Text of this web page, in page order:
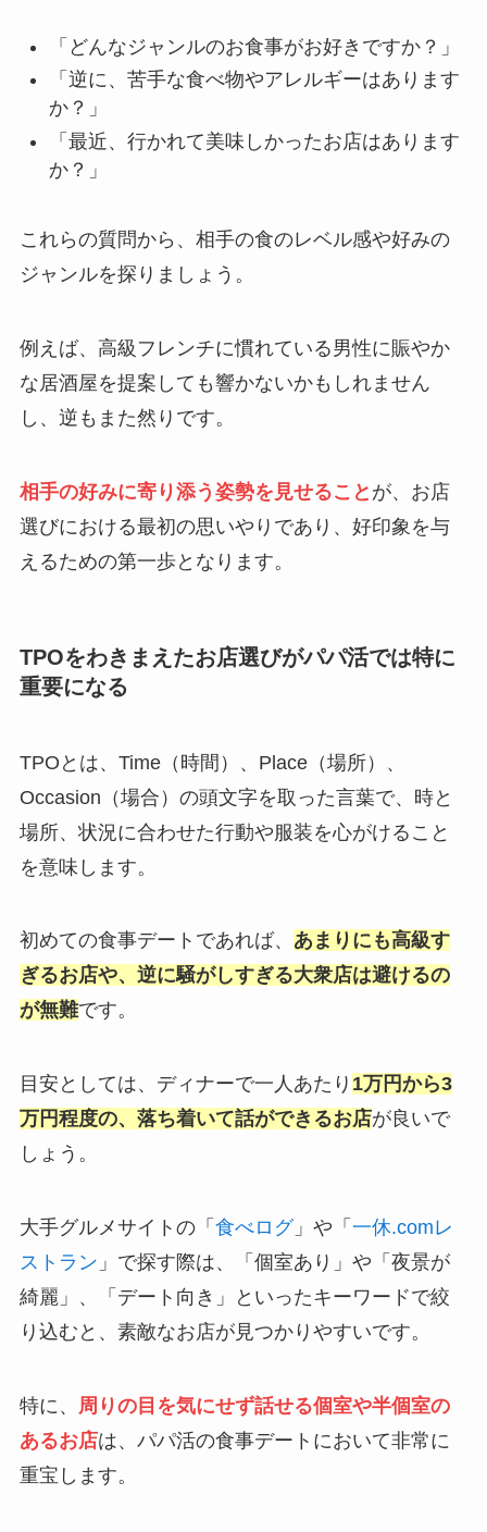
「どんなジャンルのお食事がお好きですか？」
「逆に、苦手な食べ物やアレルギーはあります
か？」
「最近、行かれて美味しかったお店はあります
か？」
これらの質問から、相手の食のレベル感や好みの
ジャンルを探りましょう。
例えば、高級フレンチに慣れている男性に賑やか
な居酒屋を提案しても響かないかもしれません
し、逆もまた然りです。
相手の好みに寄り添う姿勢を見せること が、お店
選びにおける最初の思いやりであり、好印象を与
えるための第一歩となります。
TPOをわきまえたお店選びがパパ活では特に
重要になる
TPOとは、Time（時間）、Place（場所）、
Occasion（場合）の頭文字を取った言葉で、時と
場所、状況に合わせた行動や服装を心がけること
を意味します。
初めての食事デートであれば、 あまりにも高級す
ぎるお店や、逆に騒がしすぎる大衆店は避けるの
が無難です。
目安としては、ディナーで一人あたり 1万円から3
万円程度の、落ち着いて話ができるお店が良いで
しょう。
大手グルメサイトの「 食べログ」や「 一休.comレ
ストラン 」で探す際は、「個室あり」や「夜景が
綺麗」、「デート向き」といったキーワードで絞
り込むと、素敵なお店が見つかりやすいです。
特に、
周りの目を気にせず話せる個室や半個室の
あるお店は、パパ活の食事デートにおいて非常に
重宝します。